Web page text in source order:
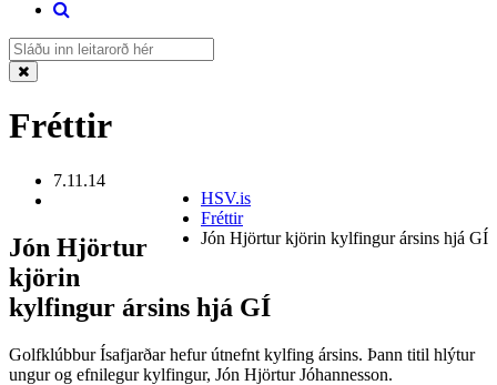
Fréttir
HSV.is
Fréttir
Jón Hjörtur kjörin kylfingur ársins hjá GÍ
7.11.14
Jón Hjörtur
kjörin
kylfingur ársins hjá GÍ
Golfklúbbur Ísafjarðar hefur útnefnt kylfing ársins. Þann titil hlýtur
ungur og efnilegur kylfingur, Jón Hjörtur Jóhannesson.